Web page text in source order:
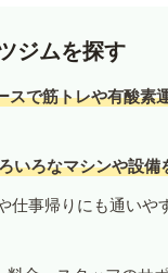
ジムを探す
スで筋トレや有酸素
いろなマシンや設備
仕事帰りにも通い